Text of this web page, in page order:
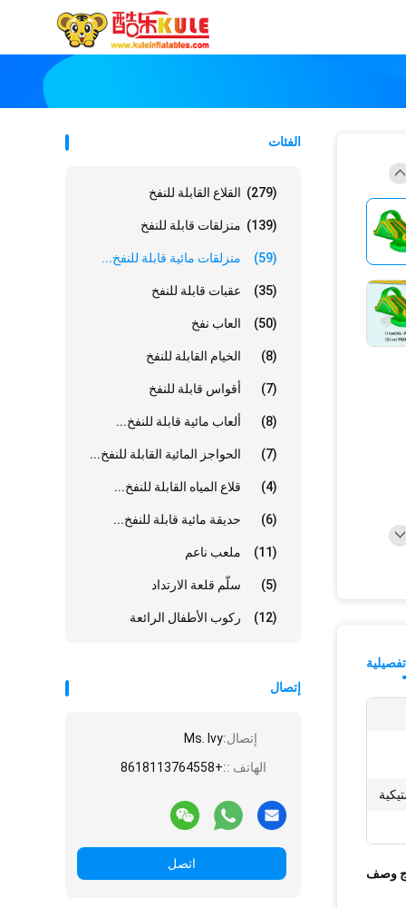
الفئات
القلاع القابلة للنفخ (279)
منزلقات قابلة للنفخ (139)
منزلقات مائية قابلة للنفخ... (59)
عقبات قابلة للنفخ (35)
العاب نفخ (50)
الخيام القابلة للنفخ (8)
أقواس قابلة للنفخ (7)
ألعاب مائية قابلة للنفخ... (8)
الحواجز المائية القابلة للنفخ... (7)
قلاع المياه القابلة للنفخ... (4)
حديقة مائية قابلة للنفخ... (6)
ملعب ناعم (11)
سلّم قلعة الارتداد (5)
ركوب الأطفال الرائعة (12)
إتصال
إتصال:Ms. Ivy
الهاتف ::+8618113764558
اتصل
وصف